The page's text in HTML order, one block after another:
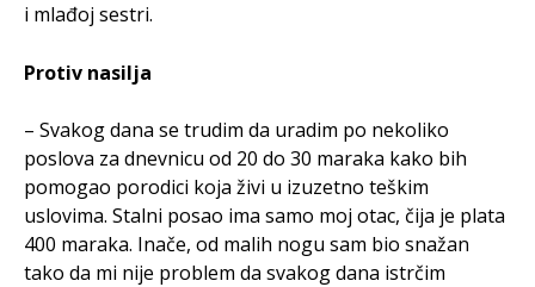
i mlađoj sestri.
Protiv nasilja
– Svakog dana se trudim da uradim po nekoliko
poslova za dnevnicu od 20 do 30 maraka kako bih
pomogao porodici koja živi u izuzetno teškim
uslovima. Stalni posao ima samo moj otac, čija je plata
400 maraka. Inače, od malih nogu sam bio snažan
tako da mi nije problem da svakog dana istrčim